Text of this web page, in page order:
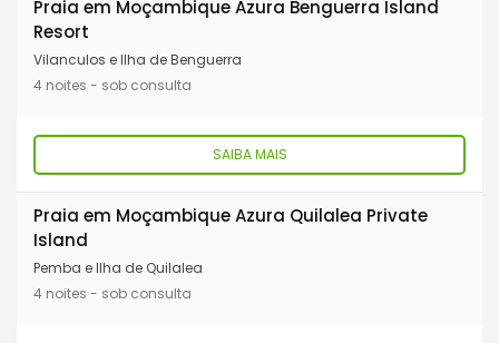
Praia em Moçambique Azura Benguerra Island
Resort
Vilanculos e Ilha de Benguerra
4 noites - sob consulta
SAIBA MAIS
Praia em Moçambique Azura Quilalea Private
Island
Pemba e Ilha de Quilalea
4 noites - sob consulta